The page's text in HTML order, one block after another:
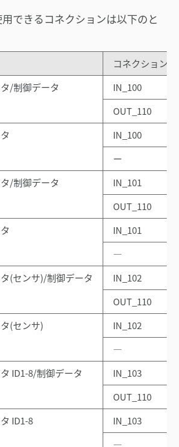
できるコネクションは以下のと
コネクション
/制御データ
IN_100
OUT_110
IN_100
ー
/制御データ
IN_101
OUT_110
IN_101
―
(センサ)/制御データ
IN_102
OUT_110
(センサ)
IN_102
―
ID1-8/制御データ
IN_103
OUT_110
ID1-8
IN_103
―